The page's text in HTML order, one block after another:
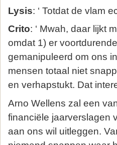
Lysis: ‘ Totdat de vlam
Crito: ‘ Mwah, daar lijkt
omdat 1) er
gemanipuleerd om ons
mensen totaal niet
en verhapstukt. Dat
Arno Wellens zal een
financiële jaarverslagen
aan ons wil uitleggen.